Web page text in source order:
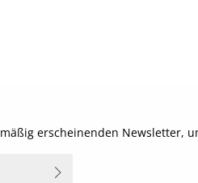
erscheinenden Newsletter,